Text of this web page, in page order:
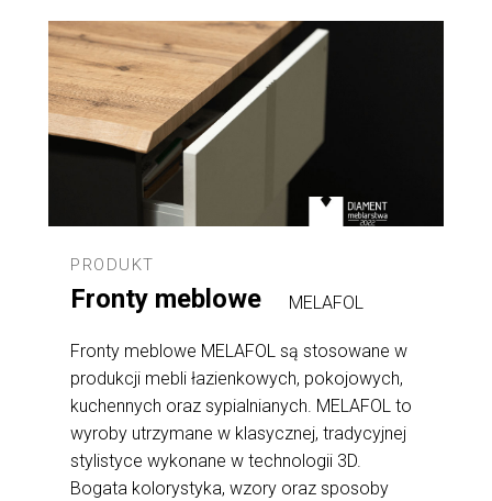
PRODUKT
Fronty meblowe MELAFOL
Fronty meblowe MELAFOL są stosowane w
produkcji mebli łazienkowych, pokojowych,
kuchennych oraz sypialnianych. MELAFOL to
wyroby utrzymane w klasycznej, tradycyjnej
stylistyce wykonane w technologii 3D.
Bogata kolorystyka, wzory oraz sposoby